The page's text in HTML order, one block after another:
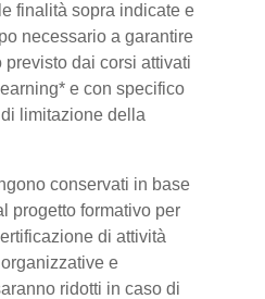
finalità sopra indicate e
necessario a garantire
previsto dai corsi attivati
e con specifico
limitazione della
conservati in base
progetto formativo per
di attività
e
ridotti in caso di